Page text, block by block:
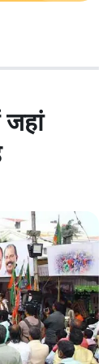
जहां